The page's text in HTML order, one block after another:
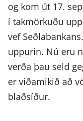
og kom út 17.
í takmörkuðu
vef
uppurin. Nú eru
verða þau seld
er viðamikið að
blaðsíður.